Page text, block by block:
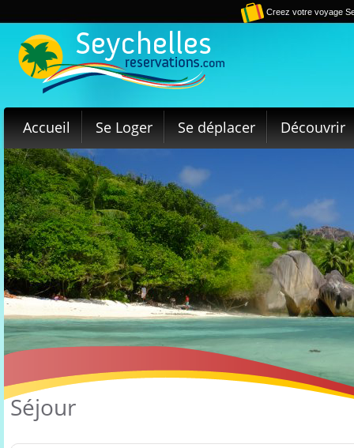
Creez votre voyage
Accueil Se Loger Se déplacer Découvrir
Séjour